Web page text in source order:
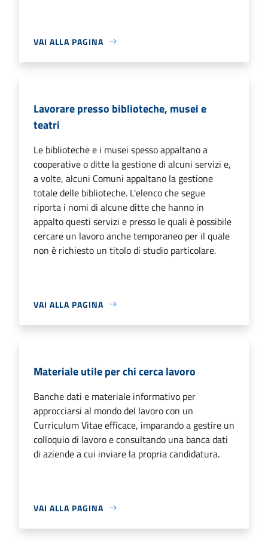
VAI ALLA PAGINA
Lavorare presso biblioteche, musei e
teatri
Le biblioteche e i musei spesso appaltano a
cooperative o ditte la gestione di alcuni servizi e,
a volte, alcuni Comuni appaltano la gestione
totale delle biblioteche. L'elenco che segue
riporta i nomi di alcune ditte che hanno in
appalto questi servizi e presso le quali è possibile
cercare un lavoro anche temporaneo per il quale
non è richiesto un titolo di studio particolare.
VAI ALLA PAGINA
Materiale utile per chi cerca lavoro
Banche dati e materiale informativo per
approcciarsi al mondo del lavoro con un
Curriculum Vitae efficace, imparando a gestire un
colloquio di lavoro e consultando una banca dati
di aziende a cui inviare la propria candidatura.
VAI ALLA PAGINA